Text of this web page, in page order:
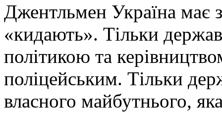
Джентльмен Україна має
«кидають». Тільки
політикою та
поліцейським. Тільки
власного майбутнього,